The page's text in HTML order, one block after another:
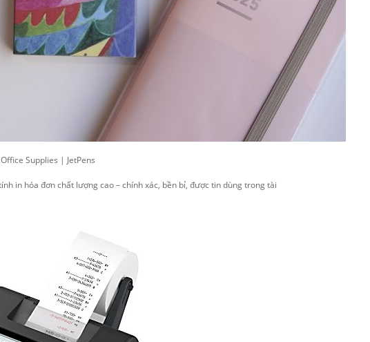
in hóa đơn chất lượng cao – chính xác, bền bỉ, được tin dùng trong tài